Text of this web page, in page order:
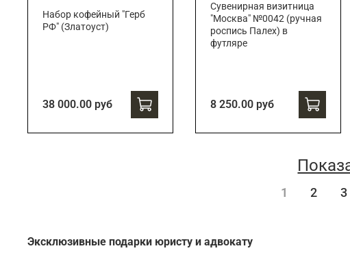
Набор кофейный "Герб
РФ" (Златоуст)
38 000.00 руб
Сувенирная визитница
"Москва" №0042 (ручная
роспись Палех) в
футляре
8 250.00 руб
1 2 3
Эксклюзивные подарки юристу и адвокату